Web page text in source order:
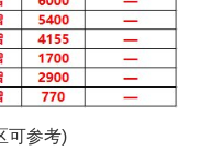
可参考)